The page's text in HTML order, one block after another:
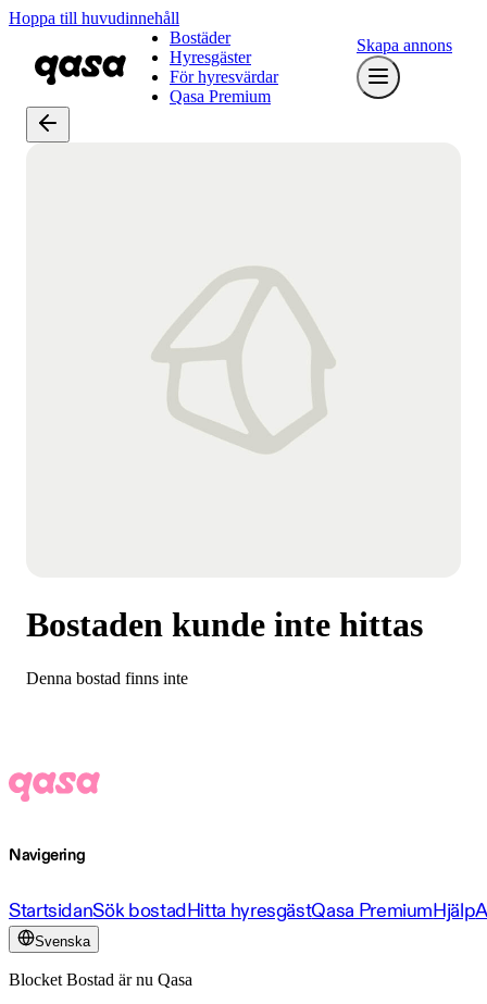
Hoppa till huvudinnehåll
Bostäder
Hyresgäster
För hyresvärdar
Qasa Premium
Skapa annons
Bostaden kunde inte hittas
Denna bostad finns inte
Navigering
StartsidanSök bostadHitta hyresgästQasa PremiumHjälp
Svenska
Blocket Bostad är nu Qasa